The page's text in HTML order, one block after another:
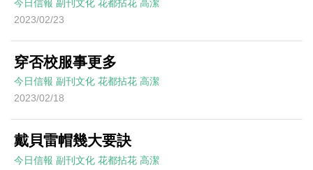
今日信報 副刊文化 花都拈花 高潔
2023/02/23
穿否校服事更多
今日信報 副刊文化 花都拈花 高潔
2023/02/18
戴貝雷帽幾大要訣
今日信報 副刊文化 花都拈花 高潔